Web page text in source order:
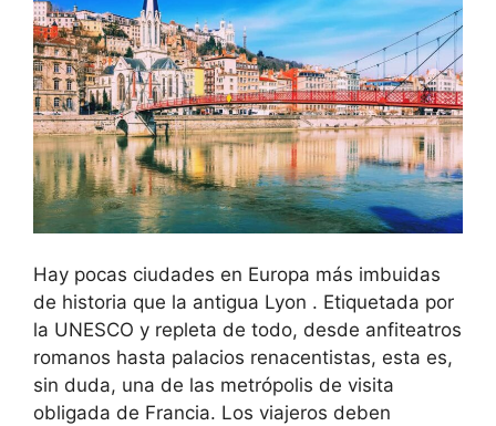
Hay pocas ciudades en Europa más imbuidas
de historia que la antigua Lyon . Etiquetada por
la UNESCO y repleta de todo, desde anfiteatros
romanos hasta palacios renacentistas, esta es,
sin duda, una de las metrópolis de visita
obligada de Francia. Los viajeros deben